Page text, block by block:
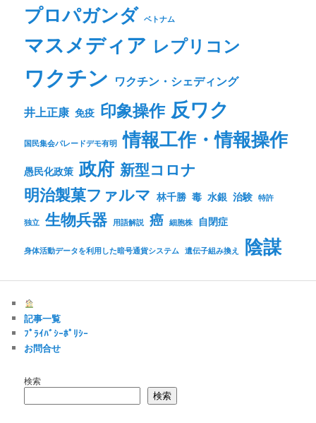
プロパガンダ ベトナム
マスメディア レプリコン
ワクチン ワクチン・シェディング
井上正康 免疫 印象操作 反ワク
国民集会パレードデモ有明 情報工作・情報操作
愚民化政策 政府 新型コロナ
明治製菓ファルマ 林千勝 毒 水銀 治験 特許
独立 生物兵器 用語解説 癌 細胞株 自閉症
身体活動データを利用した暗号通貨システム 遺伝子組み換え 陰謀
記事一覧
ﾌﾟﾗｲﾊﾞｼｰﾎﾟﾘｼｰ
お問合せ
検索
検索